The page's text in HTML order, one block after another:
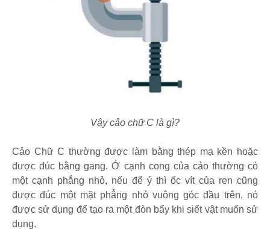
Vậy cảo chữ C là gì?
Cảo Chữ C thường được làm bằng thép mạ kền hoặc
được đúc bằng gang. Ở cạnh cong của cảo thường có
một cạnh phẳng nhỏ, nếu để ý thì ốc vít của ren cũng
được đúc một mặt phẳng nhỏ vuông góc đầu trên, nó
được sử dụng để tạo ra một đòn bẩy khi siết vật muốn sử
dụng.